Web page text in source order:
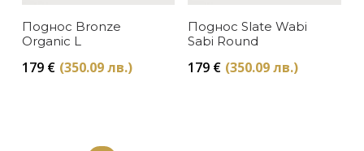
Поднос Bronze
Organic L
179 € (350.09 лв.)
Поднос Slate Wabi
Sabi Round
179 € (350.09 лв.)